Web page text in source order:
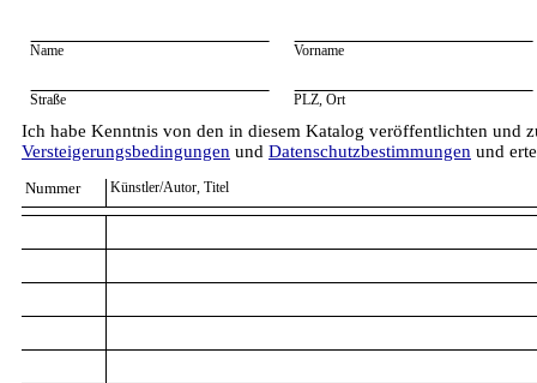
Name Vorname
Straße PLZ, Ort
Ich habe Kenntnis von den in diesem Katalog veröffentlichten und
Versteigerungsbedingungen und Datenschutzbestimmungen und
Nummer Künstler/Autor, Titel